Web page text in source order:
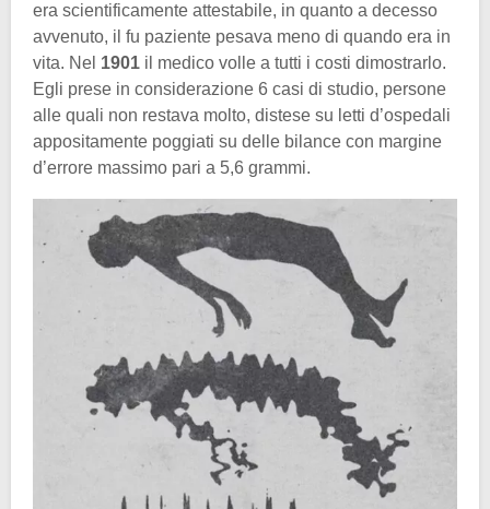
era scientificamente attestabile, in quanto a decesso
avvenuto, il fu paziente pesava meno di quando era in
vita. Nel 1901 il medico volle a tutti i costi dimostrarlo.
Egli prese in considerazione 6 casi di studio, persone
alle quali non restava molto, distese su letti d’ospedali
appositamente poggiati su delle bilance con margine
d’errore massimo pari a 5,6 grammi.